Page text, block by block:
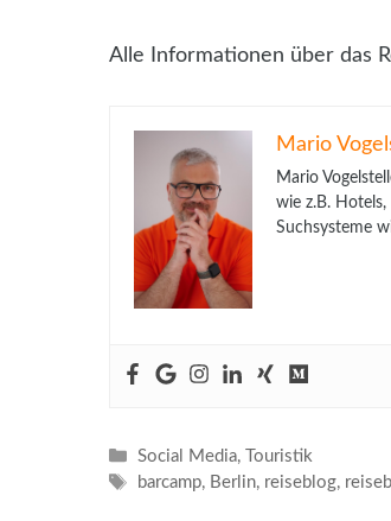
Alle Informationen über das
Mario
Mario
wie z.B.
Suchsysteme
Kategorien
Social Media,
Touristik
Schlagwörter
barcamp, Berlin, reiseblog,